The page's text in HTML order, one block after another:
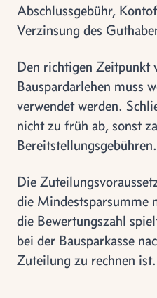
Abschlussgebühr,
Verzinsung des
Den richtigen Zeitpunkt
Bauspardarlehen muss
verwendet werden.
nicht zu früh ab, sonst
Bereitstellungsgebühren.
Die
die Mindestsparsumme
die Bewertungszahl
bei der Bausparkasse
Zuteilung zu rechnen ist.